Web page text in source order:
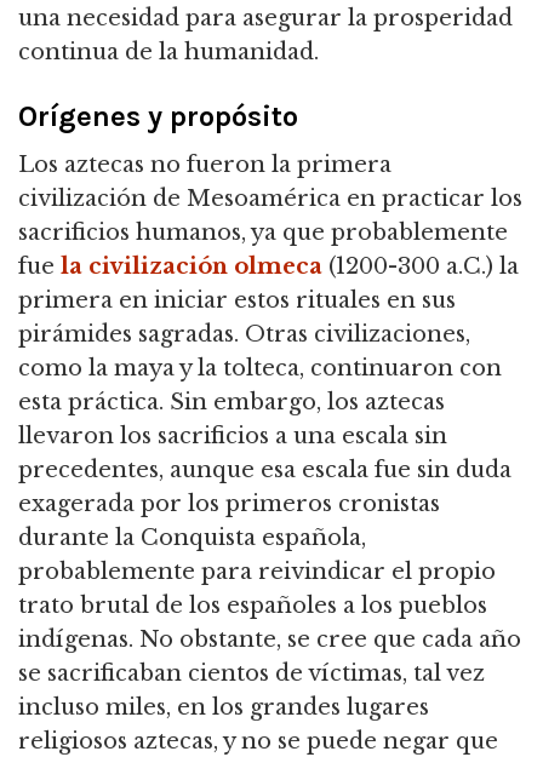
una necesidad para asegurar la prosperidad
continua de la humanidad.
Orígenes y propósito
Los aztecas no fueron la primera
civilización de Mesoamérica en practicar los
sacrificios humanos, ya que probablemente
fue la civilización olmeca (1200-300 a.C.) la
primera en iniciar estos rituales en sus
pirámides sagradas. Otras civilizaciones,
como la maya y la tolteca, continuaron con
esta práctica. Sin embargo, los aztecas
llevaron los sacrificios a una escala sin
precedentes, aunque esa escala fue sin duda
exagerada por los primeros cronistas
durante la Conquista española,
probablemente para reivindicar el propio
trato brutal de los españoles a los pueblos
indígenas. No obstante, se cree que cada año
se sacrificaban cientos de víctimas, tal vez
incluso miles, en los grandes lugares
religiosos aztecas, y no se puede negar que